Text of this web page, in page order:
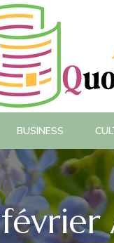
BUSINESS
février